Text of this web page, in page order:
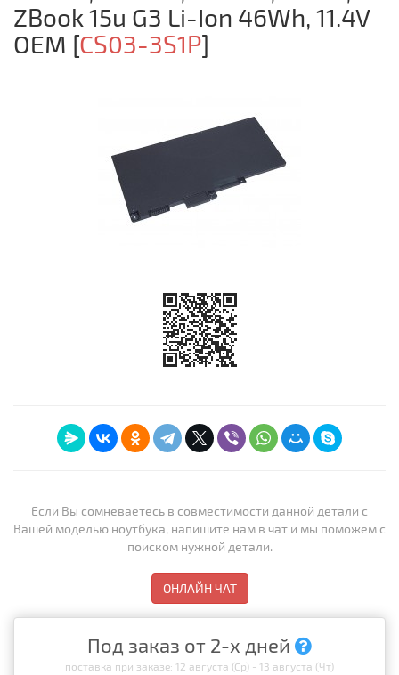
ZBook 15u G3 Li-Ion 46Wh, 11.4V
OEM [CS03-3S1P]
Если Вы сомневаетесь в совместимости данной детали с
Вашей моделью ноутбука, напишите нам в чат и мы поможем с
поиском нужной детали.
ОНЛАЙН ЧАТ
Под заказ от 2-х дней
поставка при заказе: 12 августа (Ср) - 13 августа (Чт)